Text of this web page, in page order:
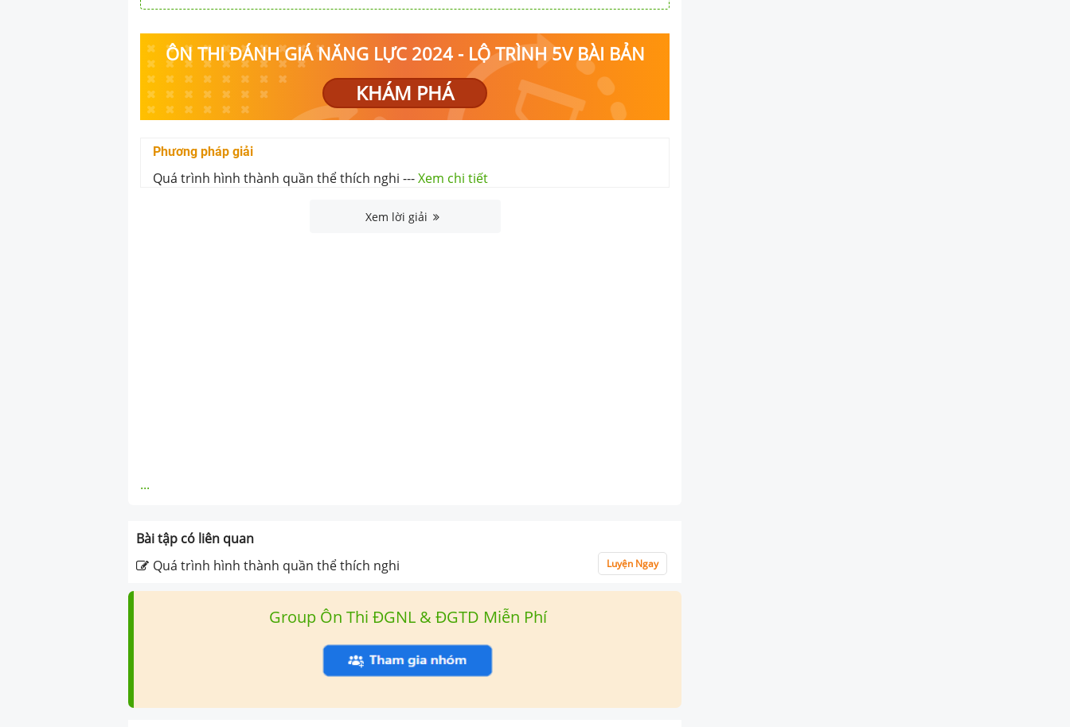
ÔN THI ĐÁNH GIÁ NĂNG LỰC 2024 - LỘ TRÌNH 5V BÀI BẢN
KHÁM PHÁ
Phương pháp giải
Quá trình hình thành quần thể thích nghi ---Xem chi tiết
Xem lời giải
...
Bài tập có liên quan
Quá trình hình thành quần thể thích nghi
Luyện Ngay
Group Ôn Thi ĐGNL & ĐGTD Miễn Phí